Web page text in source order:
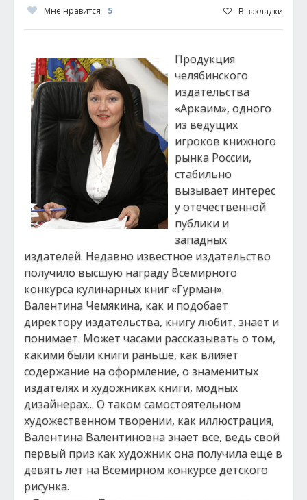
Мне нравится 5 В закладки
Продукция
челябинского
издательства
«Аркаим», одного
из ведущих
игроков книжного
рынка России,
стабильно
вызывает интерес
у отечественной
публики и
западных
издателей. Недавно известное издательство
получило высшую награду Всемирного
конкурса кулинарных книг «Гурман».
Валентина Чемякина, как и подобает
директору издательства, книгу любит, знает и
понимает. Может часами рассказывать о том,
какими были книги раньше, как влияет
содержание на оформление, о знаменитых
издателях и художниках книги, модных
дизайнерах... О таком самостоятельном
художественном творении, как иллюстрация,
Валентина Валентиновна знает все, ведь свой
первый приз как художник она получила еще в
девять лет на Всемирном конкурсе детского
рисунка.